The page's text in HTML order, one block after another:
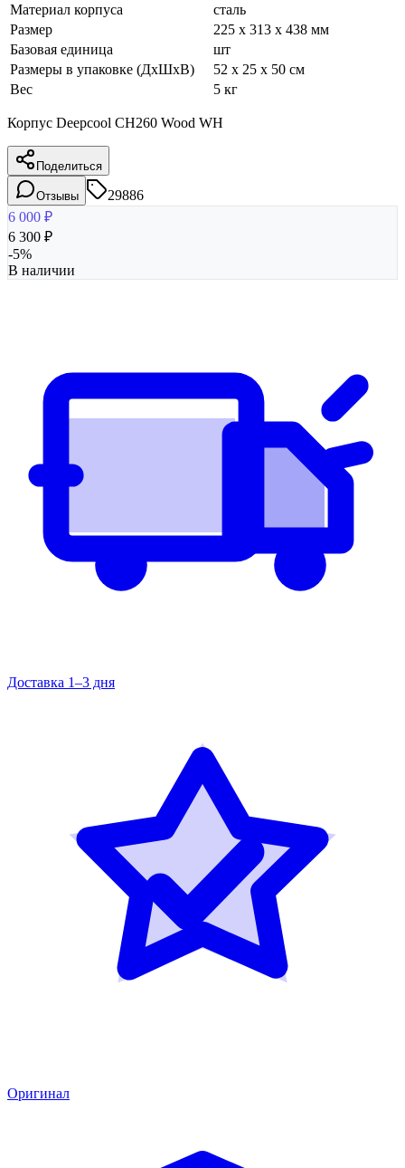
Материал корпуса
сталь
Размер
225 x 313 x 438 мм
Базовая единица
шт
Размеры в упаковке (ДхШхВ)
52 x 25 x 50 см
Вес
5 кг
Корпус Deepcool CH260 Wood WH
Поделиться
Отзывы
29886
6 000 ₽
6 300 ₽
-5%
В наличии
Доставка 1–3 дня
Оригинал